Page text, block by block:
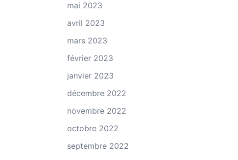
mai 2023
avril 2023
mars 2023
février 2023
janvier 2023
décembre 2022
novembre 2022
octobre 2022
septembre 2022